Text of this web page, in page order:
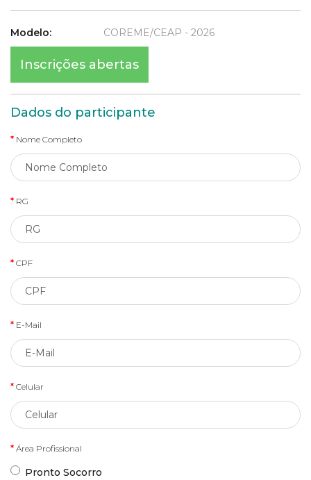
Modelo: COREME/CEAP - 2026
Inscrições abertas
Dados do participante
Nome Completo
RG
CPF
E-Mail
Celular
Área Profissional
Pronto Socorro